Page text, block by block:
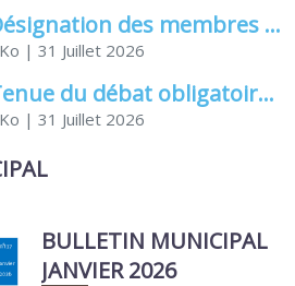
2026-059 Désignation des membres élus et non élus siégeant à la commission électorale
| 31 Juillet 2026
2026-060 Tenue du débat obligatoire relatif à la protection sociale complémentaire
| 31 Juillet 2026
BULLETIN MUNICIPAL
JANVIER 2026